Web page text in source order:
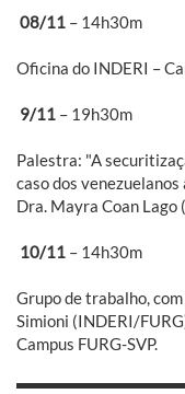
08/11 – 14h30m
Oficina do INDERI –
9/11 – 19h30m
Palestra: "A
caso dos
Dra. Mayra Coan Lago
10/11 – 14h30m
Grupo de trabalho,
Simioni (INDERI/
Campus FURG-SVP.